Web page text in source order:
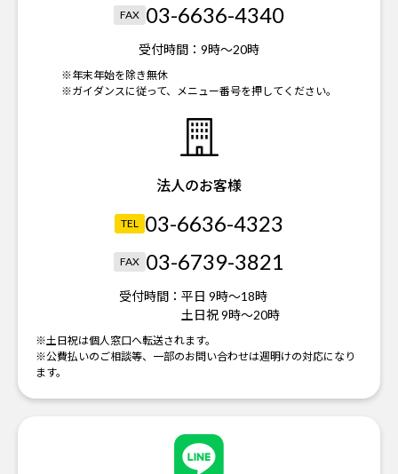
FAX 03-6636-4340
受付時間： 9時～20時
※年末年始を除き無休
※ガイダンスに従って、メニュー番号を押してください。
法人のお客様
TEL 03-6636-4323
FAX 03-6739-3821
受付時間： 平日 9時～18時
土日祝 9時～20時
※土日祝は個人窓口へ転送されます。
※公費払いのご相談等、一部のお問い合わせは週明けの対応になり
ます。